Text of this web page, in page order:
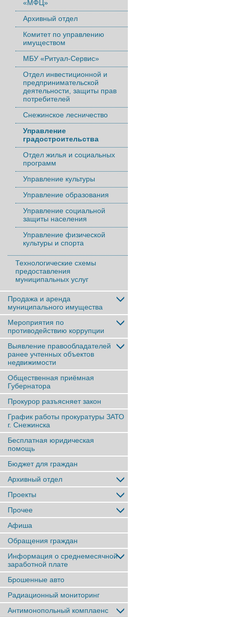
«МФЦ»
Архивный отдел
Комитет по управлению
имуществом
МБУ «Ритуал-Сервис»
Отдел инвестиционной и
предпринимательской
деятельности, защиты прав
потребителей
Снежинское лесничество
Управление
градостроительства
Отдел жилья и социальных
программ
Управление культуры
Управление образования
Управление социальной
защиты населения
Управление физической
культуры и спорта
Технологические схемы
предоставления
муниципальных услуг
Продажа и аренда
муниципального имущества
Мероприятия по
противодействию коррупции
Выявление правообладателей
ранее учтенныx объектов
недвижимости
Общественная приёмная
Губернатора
Прокурор разъясняет закон
График работы прокуратуры ЗАТО
г. Снежинска
Бесплатная юридическая
помощь
Бюджет для граждан
Архивный отдел
Проекты
Прочее
Афиша
Обращения граждан
Информация о среднемесячной
заработной плате
Брошенные авто
Радиационный мониторинг
Антимонопольный комплаенс